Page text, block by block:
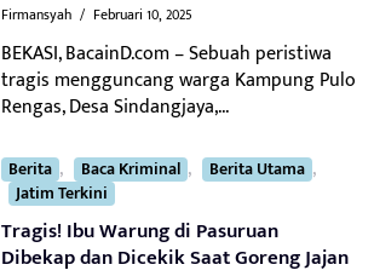
Firmansyah / Februari 10, 2025
BEKASI, BacainD.com – Sebuah peristiwa
tragis mengguncang warga Kampung Pulo
Rengas, Desa Sindangjaya,...
Berita , Baca Kriminal , Berita Utama ,
Jatim Terkini
Tragis! Ibu Warung di Pasuruan
Dibekap dan Dicekik Saat Goreng Jajan